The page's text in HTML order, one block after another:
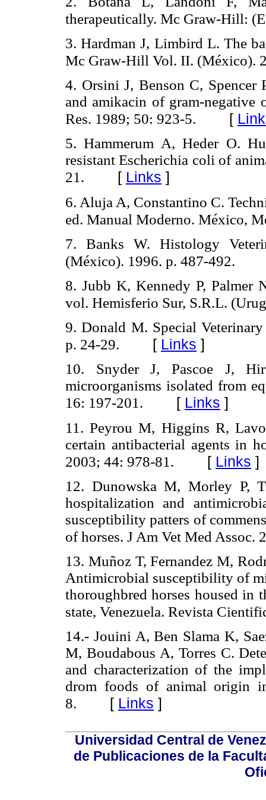
therapeutically. Mc Graw-Hill:
3. Hardman J, Limbird L. The
Mc Graw-Hill Vol. II. (México).
4. Orsini J, Benson C, Spencer
and amikacin of gram-negative
Res. 1989; 50: 923-5. [
5. Hammerum A, Heder O.
resistant Escherichia coli of
21. [ Links ]
6. Aluja A, Constantino C.
ed. Manual Moderno. México,
7. Banks W. Histology
(México). 1996. p. 487-492.
8. Jubb K, Kennedy P, Palmer
vol. Hemisferio Sur, S.R.L.
9. Donald M. Special
p. 24-29. [ Links ]
10. Snyder J, Pascoe J,
microorganisms isolated from
16: 197-201. [ Links ]
11. Peyrou M, Higgins R,
certain antibacterial agents in
2003; 44: 978-81. [ Links ]
12. Dunowska M, Morley P,
hospitalization and
susceptibility patters of
of horses. J Am Vet Med Assoc.
13. Muñoz T, Fernandez M,
Antimicrobial susceptibility of
thoroughbred horses housed in
state, Venezuela. Revista
14.- Jouini A, Ben Slama K,
M, Boudabous A, Torres C.
and characterization of the
drom foods of animal origin
8. [ Links ]
Universidad Central de
de Publicaciones de la